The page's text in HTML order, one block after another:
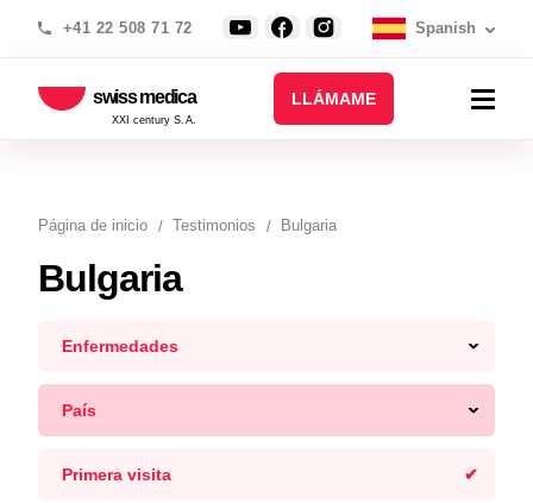
+41 22 508 71 72 Spanish
swiss medica
XXI century S.A.
LLÁMAME
Página de inicio Testimonios Bulgaria
Bulgaria
Enfermedades
País
Primera visita